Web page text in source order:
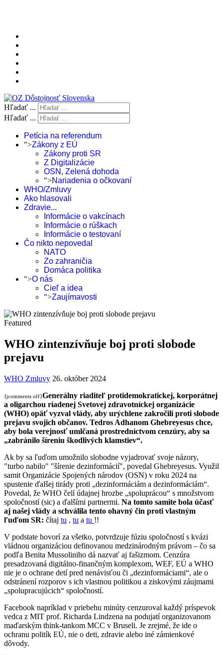
Hľadať ...
Hľadať ...
Petícia na referendum
">Zákony z EÚ
Zákony proti SR
Z Digitalizácie
OSN, Zelená dohoda
">Nariadenia o očkovaní
WHO/Zmluvy
Ako hlasovali
Zdravie...
Informácie o vakcínach
Informácie o rúškach
Informácie o testovaní
Čo nikto nepovedal
NATO
Zo zahraničia
Domáca politika
">O nás
Cieľ a idea
">Zaujímavosti
Featured
WHO zintenzívňuje boj proti slobode
prejavu
WHO Zmluvy 26. október 2024
{jcomments off}Generálny riaditeľ protidemokratickej, korporátnej
a oligarchou riadenej Svetovej zdravotníckej organizácie
(WHO) opäť vyzval vlády, aby urýchlene zakročili proti slobode
prejavu svojich občanov. Tedros Adhanom Ghebreyesus chce,
aby bola verejnosť umlčaná prostredníctvom cenzúry, aby sa
„zabránilo šíreniu škodlivých klamstiev“.
Ak by sa ľuďom umožnilo slobodne vyjadrovať svoje názory,
"turbo nabilo" "šírenie dezinformácií", povedal Ghebreyesus. Využil
samit Organizácie Spojených národov (OSN) v roku 2024 na
spustenie ďalšej tirády proti „dezinformáciám a dezinformáciám“.
Povedal, že WHO čelí údajnej hrozbe „spoluprácou“ s množstvom
spoločností (sic) a ďalšími partnermi. Na tomto samite bola účasť
aj našej vlády a schválila tento ohavný čin proti vlastným
ľuďom SR: čítaj tu , tu a tu !!
V podstate hovorí za všetko, potvrdzuje fúziu spoločností s kvázi
vládnou organizáciou definovanou medzinárodným právom – čo sa
podľa Benita Mussoliniho dá nazvať aj fašizmom. Cenzúra
presadzovaná digitálno-finančným komplexom, WEF, EÚ a WHO
nie je o ochrane detí pred nenávisťou či „dezinformáciami“, ale o
odstránení rozporov s ich vlastnou politikou a ziskovými záujmami
„spolupracujúcich“ spoločností.
Facebook napríklad v priebehu minúty cenzuroval každý príspevok
vedca z MIT prof. Richarda Lindzena na podujatí organizovanom
maďarským think-tankom MCC v Bruseli. Je zrejmé, že ide o
ochranu politík EÚ, nie o deti, zdravie alebo iné zámienkové
dôvody.